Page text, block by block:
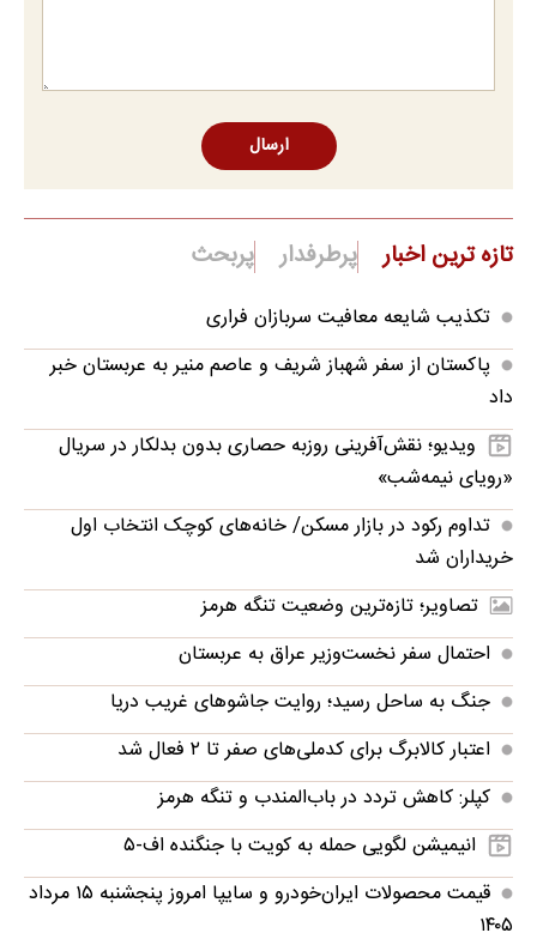
ارسال
تازه ترین اخبار پرطرفدار پربحث
تکذیب شایعه معافیت سربازان فراری
پاکستان از سفر شهباز شریف و عاصم منیر به عربستان خبر
داد
ویدیو؛ نقش‌آفرینی روزبه حصاری بدون بدلکار در سریال
«رویای نیمه‌شب»
تداوم رکود در بازار مسکن/ خانه‌های کوچک انتخاب اول
خریداران شد
تصاویر؛ تازه‌ترین وضعیت تنگه هرمز
احتمال سفر نخست‌وزیر عراق به عربستان
جنگ به ساحل رسید؛ روایت جاشوهای غریب دریا
اعتبار کالابرگ برای کدملی‌های صفر تا ۲ فعال شد
کپلر: کاهش تردد در باب‌المندب و تنگه هرمز
انیمیشن لگویی حمله به کویت با جنگنده اف-۵
قیمت محصولات ایران‌خودرو و سایپا امروز پنجشنبه ۱۵ مرداد
۱۴۰۵